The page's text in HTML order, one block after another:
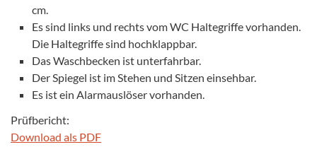
cm.
Es sind links und rechts vom WC Haltegriffe vorhanden.
Die Haltegriffe sind hochklappbar.
Das Waschbecken ist unterfahrbar.
Der Spiegel ist im Stehen und Sitzen einsehbar.
Es ist ein Alarmauslöser vorhanden.
Prüfbericht:
Download als PDF